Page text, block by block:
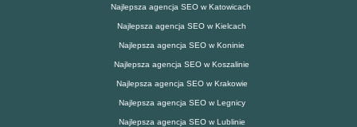
Najlepsza agencja SEO w Katowicach
Najlepsza agencja SEO w Kielcach
Najlepsza agencja SEO w Koninie
Najlepsza agencja SEO w Koszalinie
Najlepsza agencja SEO w Krakowie
Najlepsza agencja SEO w Legnicy
Najlepsza agencja SEO w Lublinie